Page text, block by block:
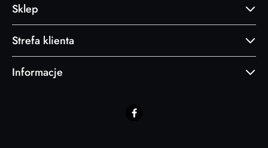
Sklep
Strefa klienta
Informacje